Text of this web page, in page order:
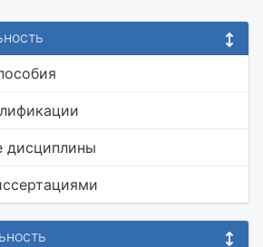
дисциплины